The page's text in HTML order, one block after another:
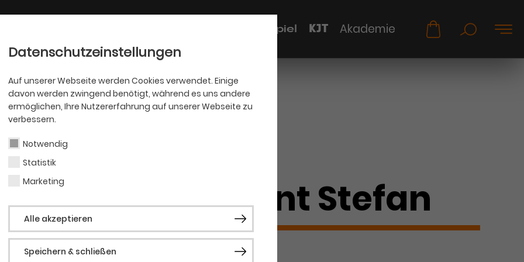
Datenschutzeinstellungen
Auf unserer Webseite werden Cookies verwendet. Einige
davon werden zwingend benötigt, während es uns andere
ermöglichen, Ihre Nutzererfahrung auf unserer Webseite zu
verbessern.
Notwendig
Statistik
Marketing
Alle akzeptieren
Speichern & schließen
Schauspiel KJT Akademie
Vincent Stefan